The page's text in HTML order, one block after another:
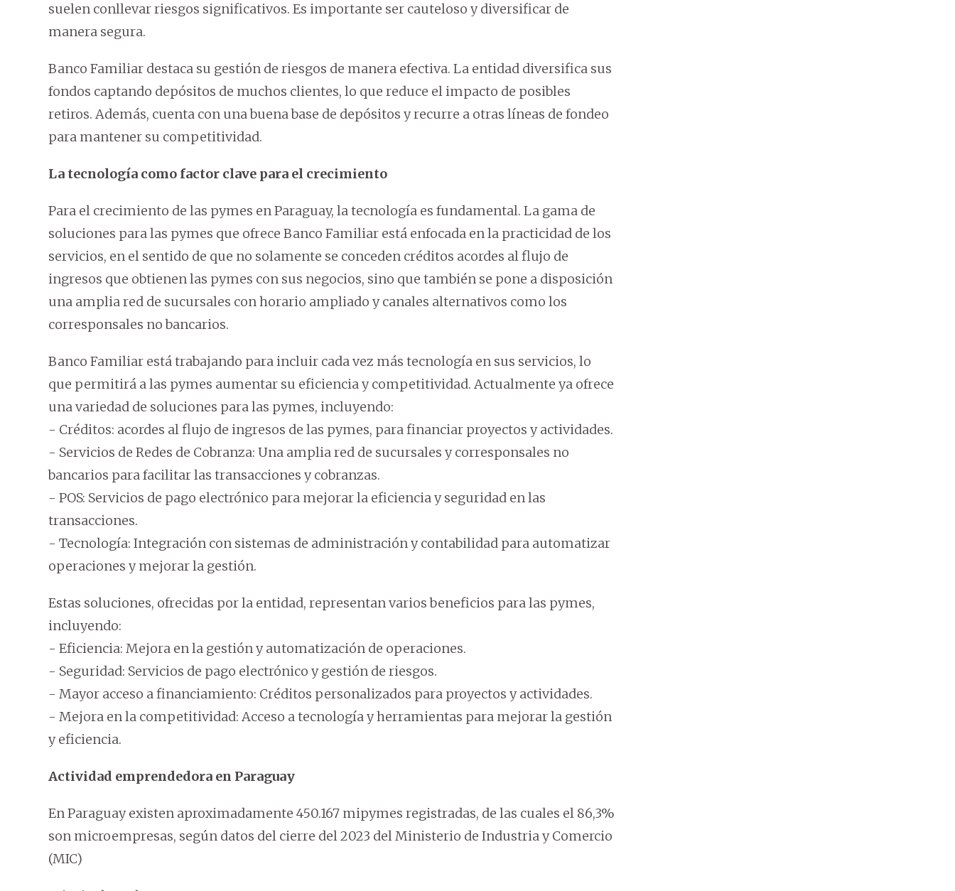
suelen conllevar riesgos significativos. Es importante ser cauteloso y diversificar de
manera segura.
Banco Familiar destaca su gestión de riesgos de manera efectiva. La entidad diversifica sus
fondos captando depósitos de muchos clientes, lo que reduce el impacto de posibles
retiros. Además, cuenta con una buena base de depósitos y recurre a otras líneas de fondeo
para mantener su competitividad.
La tecnología como factor clave para el crecimiento
Para el crecimiento de las pymes en Paraguay, la tecnología es fundamental. La gama de
soluciones para las pymes que ofrece Banco Familiar está enfocada en la practicidad de los
servicios, en el sentido de que no solamente se conceden créditos acordes al flujo de
ingresos que obtienen las pymes con sus negocios, sino que también se pone a disposición
una amplia red de sucursales con horario ampliado y canales alternativos como los
corresponsales no bancarios.
Banco Familiar está trabajando para incluir cada vez más tecnología en sus servicios, lo
que permitirá a las pymes aumentar su eficiencia y competitividad. Actualmente ya ofrece
una variedad de soluciones para las pymes, incluyendo:
- Créditos: acordes al flujo de ingresos de las pymes, para financiar proyectos y actividades.
- Servicios de Redes de Cobranza: Una amplia red de sucursales y corresponsales no
bancarios para facilitar las transacciones y cobranzas.
- POS: Servicios de pago electrónico para mejorar la eficiencia y seguridad en las
transacciones.
- Tecnología: Integración con sistemas de administración y contabilidad para automatizar
operaciones y mejorar la gestión.
Estas soluciones, ofrecidas por la entidad, representan varios beneficios para las pymes,
incluyendo:
- Eficiencia: Mejora en la gestión y automatización de operaciones.
- Seguridad: Servicios de pago electrónico y gestión de riesgos.
- Mayor acceso a financiamiento: Créditos personalizados para proyectos y actividades.
- Mejora en la competitividad: Acceso a tecnología y herramientas para mejorar la gestión
y eficiencia.
Actividad emprendedora en Paraguay
En Paraguay existen aproximadamente 450.167 mipymes registradas, de las cuales el 86,3%
son microempresas, según datos del cierre del 2023 del Ministerio de Industria y Comercio
(MIC)